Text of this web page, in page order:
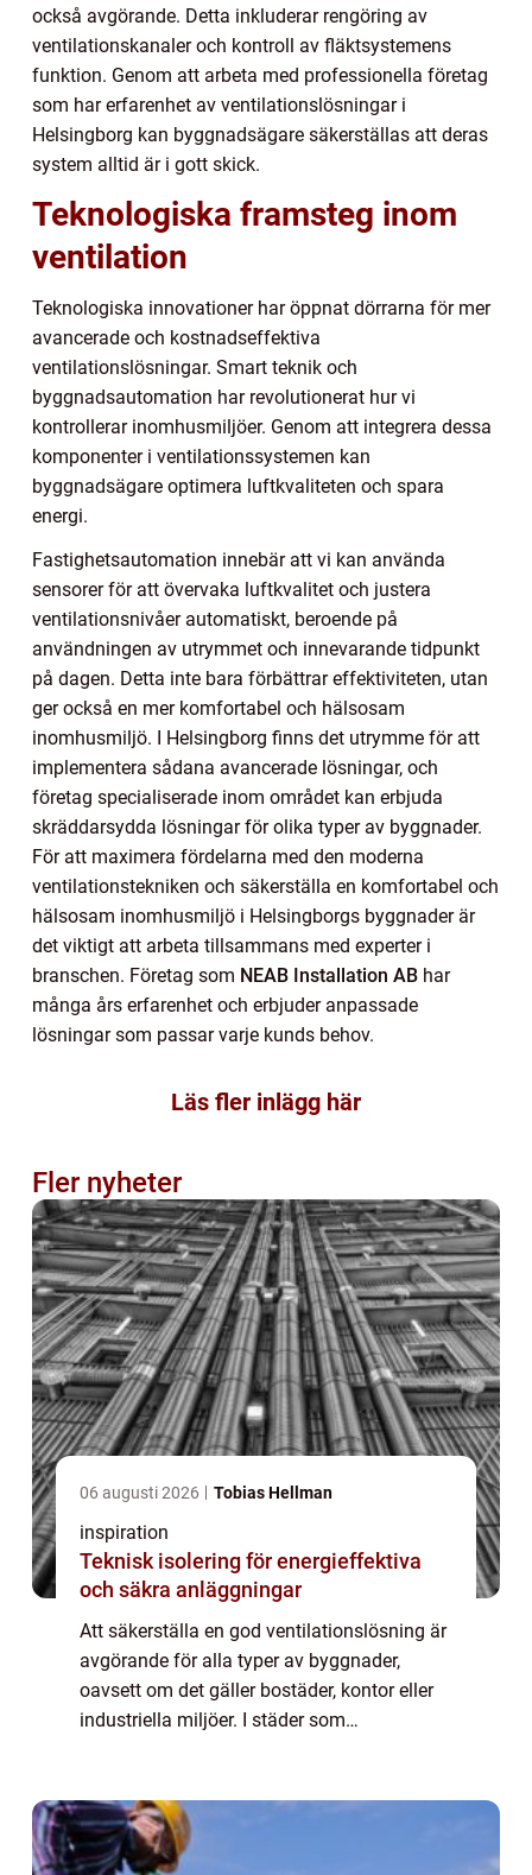
också avgörande. Detta inkluderar rengöring av
ventilationskanaler och kontroll av fläktsystemens
funktion. Genom att arbeta med professionella företag
som har erfarenhet av ventilationslösningar i
Helsingborg kan byggnadsägare säkerställas att deras
system alltid är i gott skick.
Teknologiska framsteg inom
ventilation
Teknologiska innovationer har öppnat dörrarna för mer
avancerade och kostnadseffektiva
ventilationslösningar. Smart teknik och
byggnadsautomation har revolutionerat hur vi
kontrollerar inomhusmiljöer. Genom att integrera dessa
komponenter i ventilationssystemen kan
byggnadsägare optimera luftkvaliteten och spara
energi.
Fastighetsautomation innebär att vi kan använda
sensorer för att övervaka luftkvalitet och justera
ventilationsnivåer automatiskt, beroende på
användningen av utrymmet och innevarande tidpunkt
på dagen. Detta inte bara förbättrar effektiviteten, utan
ger också en mer komfortabel och hälsosam
inomhusmiljö. I Helsingborg finns det utrymme för att
implementera sådana avancerade lösningar, och
företag specialiserade inom området kan erbjuda
skräddarsydda lösningar för olika typer av byggnader.
För att maximera fördelarna med den moderna
ventilationstekniken och säkerställa en komfortabel och
hälsosam inomhusmiljö i Helsingborgs byggnader är
det viktigt att arbeta tillsammans med experter i
branschen. Företag som NEAB Installation AB har
många års erfarenhet och erbjuder anpassade
lösningar som passar varje kunds behov.
Läs fler inlägg här
Fler nyheter
06 augusti 2026 Tobias Hellman
inspiration
Teknisk isolering för energieffektiva
och säkra anläggningar
Att säkerställa en god ventilationslösning är
avgörande för alla typer av byggnader,
oavsett om det gäller bostäder, kontor eller
industriella miljöer. I städer som